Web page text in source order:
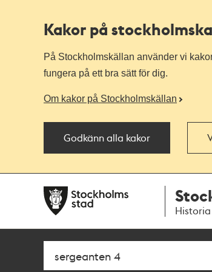
Kakor på
På Stockholmskällan använder vi
fungera på ett bra sätt för dig.
Om kakor på Stockholmskällan
Godkänn alla kakor
navigationen
huvudinnehållet
Sök